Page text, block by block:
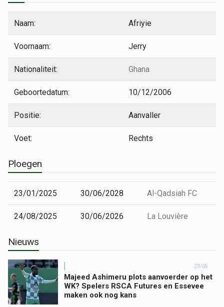
Naam: Afriyie
Voornaam: Jerry
Nationaliteit: Ghana
Geboortedatum: 10/12/2006
Positie: Aanvaller
Voet: Rechts
Ploegen
23/01/2025 30/06/2028 Al-Qadsiah FC
24/08/2025 30/06/2026 La Louvière
Nieuws
23/05
Majeed Ashimeru plots aanvoerder op het
WK? Spelers RSCA Futures en Essevee
maken ook nog kans